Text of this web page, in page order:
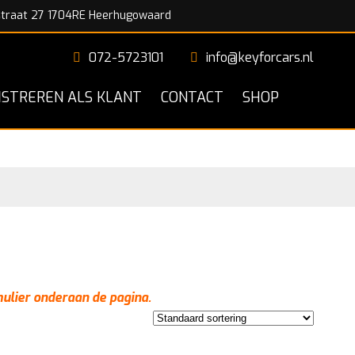
27 1704RE Heerhugowaard
072-5723101 info@keyforcars.nl
ALS KLANT CONTACT SHOP
onderaan de pagina.